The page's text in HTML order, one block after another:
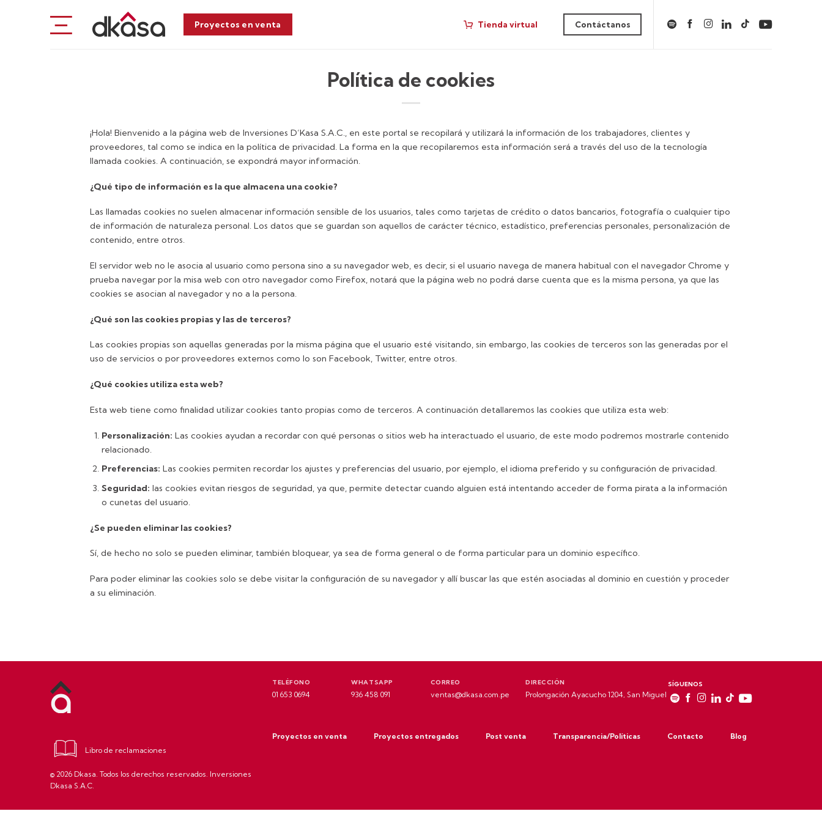
Proyectos en venta Tienda virtual Contáctanos
Política de cookies
¡Hola! Bienvenido a la página web de Inversiones D’Kasa S.A.C., en este portal se recopilará y utilizará la información de los trabajadores, clientes y
proveedores, tal como se indica en la política de privacidad. La forma en la que recopilaremos esta información será a través del uso de la tecnología
llamada cookies. A continuación, se expondrá mayor información.
¿Qué tipo de información es la que almacena una cookie?
Las llamadas cookies no suelen almacenar información sensible de los usuarios, tales como tarjetas de crédito o datos bancarios, fotografía o cualquier tipo
de información de naturaleza personal. Los datos que se guardan son aquellos de carácter técnico, estadístico, preferencias personales, personalización de
contenido, entre otros.
El servidor web no le asocia al usuario como persona sino a su navegador web, es decir, si el usuario navega de manera habitual con el navegador Chrome y
prueba navegar por la misa web con otro navegador como Firefox, notará que la página web no podrá darse cuenta que es la misma persona, ya que las
cookies se asocian al navegador y no a la persona.
¿Qué son las cookies propias y las de terceros?
Las cookies propias son aquellas generadas por la misma página que el usuario esté visitando, sin embargo, las cookies de terceros son las generadas por el
uso de servicios o por proveedores externos como lo son Facebook, Twitter, entre otros.
¿Qué cookies utiliza esta web?
Esta web tiene como finalidad utilizar cookies tanto propias como de terceros. A continuación detallaremos las cookies que utiliza esta web:
Personalización: Las cookies ayudan a recordar con qué personas o sitios web ha interactuado el usuario, de este modo podremos mostrarle contenido
relacionado.
Preferencias: Las cookies permiten recordar los ajustes y preferencias del usuario, por ejemplo, el idioma preferido y su configuración de privacidad.
Seguridad: las cookies evitan riesgos de seguridad, ya que, permite detectar cuando alguien está intentando acceder de forma pirata a la información
o cunetas del usuario.
¿Se pueden eliminar las cookies?
Sí, de hecho no solo se pueden eliminar, también bloquear, ya sea de forma general o de forma particular para un dominio específico.
Para poder eliminar las cookies solo se debe visitar la configuración de su navegador y allí buscar las que estén asociadas al dominio en cuestión y proceder
a su eliminación.
Libro de reclamaciones
© 2026 Dkasa. Todos los derechos reservados. Inversiones
Dkasa S.A.C.
TELÉFONO
01 653 0694
WHATSAPP
936 458 091
CORREO
ventas@dkasa.com.pe
DIRECCIÓN
Prolongación Ayacucho 1204, San Miguel
SÍGUENOS
Proyectos en venta Proyectos entregados Post venta Transparencia/Políticas Contacto Blog